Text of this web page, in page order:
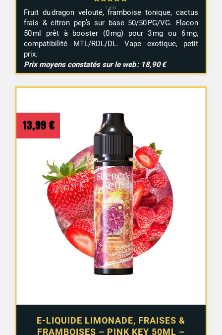
Fruit du dragon velouté, framboise tonique, cactus
frais & citron pep’s sur base 50/50 PG/VG. Flacon
50 ml prêt à booster (0 mg) pour 3 mg ou 6 mg,
compatibilité MTL/RDL/DL. Vape exotique, petit
prix.
Prix moyens constatés sur le web : 18,90 €
E-LIQUIDE LIMONADE, FRAISES &
FRAMBOISES – PINK KEY 50ML –
13,99 €